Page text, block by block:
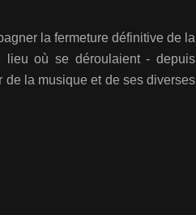
la fermeture définitive de la
lieu où se déroulaient - depuis
de la musique et de ses diverses